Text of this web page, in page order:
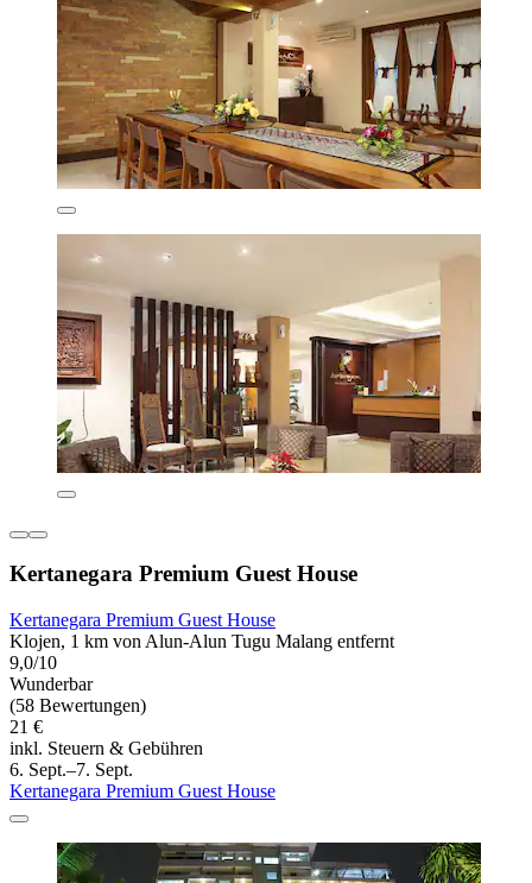
Kertanegara Premium Guest House
Kertanegara Premium Guest House
Klojen, 1 km von Alun-Alun Tugu Malang entfernt
9,0/10
Wunderbar
(58 Bewertungen)
21 €
inkl. Steuern & Gebühren
6. Sept.–7. Sept.
Kertanegara Premium Guest House